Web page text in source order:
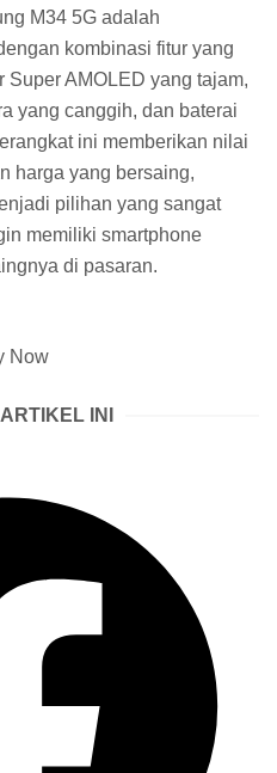
M34 5G adalah
kombinasi fitur yang
AMOLED yang tajam,
yang canggih, dan baterai
ini memberikan nilai
harga yang bersaing,
pilihan yang sangat
memiliki smartphone
di pasaran.
Now
INI